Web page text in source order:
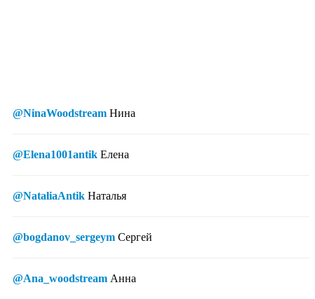
@NinaWoodstream Нина
@Elena1001antik Елена
@NataliaAntik Наталья
@bogdanov_sergeym Сергей
@Ana_woodstream Анна